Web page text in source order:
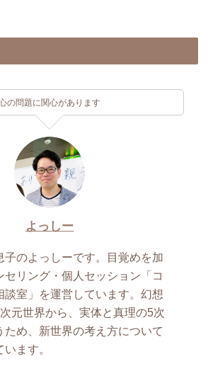
の問題に関心があります
よっしー
子のよっしーです。目覚めを加
セリング・個人セッション「コ
談室」を運営しています。幻想
元世界から、実体と真理の5次
ため、新世界の考え方について
ます。